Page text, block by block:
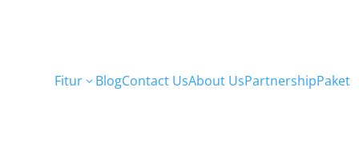
Fitur3 BlogContact UsAbout UsPartnershipPaket